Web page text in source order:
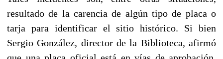
resultado de la carencia de algún tipo de placa o
tarja para identificar el sitio histórico. Si bien
Sergio González, director de la Biblioteca, afirmó